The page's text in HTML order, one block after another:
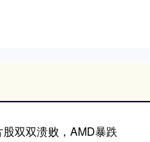
双双溃败，AMD暴跌